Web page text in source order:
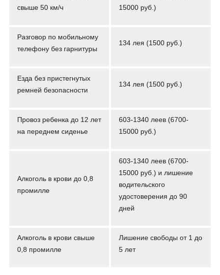
свыше 50 км/ч
15000 руб.)
Разговор по мобильному
телефону без гарнитуры
134 лея (1500 руб.)
Езда без пристегнутых
ремней безопасности
134 лея (1500 руб.)
Провоз ребенка до 12 лет
на переднем сиденье
603-1340 леев (6700-
15000 руб.)
Алкоголь в крови до 0,8
промилле
603-1340 леев (6700-
15000 руб.) и лишение
водительского
удостоверения до 90
дней
Алкоголь в крови свыше
0,8 промилле
Лишение свободы от 1 до
5 лет